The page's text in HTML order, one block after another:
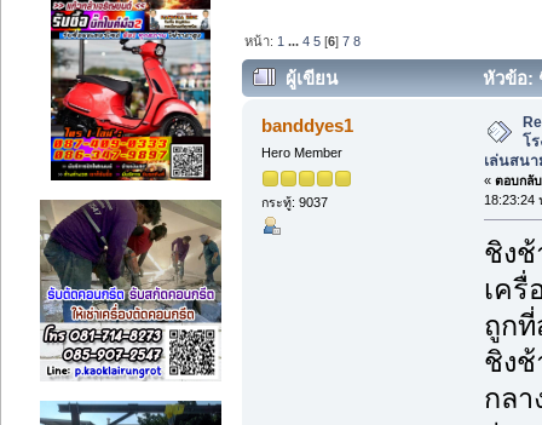
หน้า: 1 ...4 5 [6]7 8
ผู้เขียน
หัวข้อ:
เครื่องเล่นสนามเด็กเล่น ราคาถูก (อ่
banddyes1
Hero Member
กระทู้: 9037
โ
เล่นสนา
« ตอบกลั
18:23:24
ชิงช้
เครื่
ถูกที่
ชิงช้
กลา